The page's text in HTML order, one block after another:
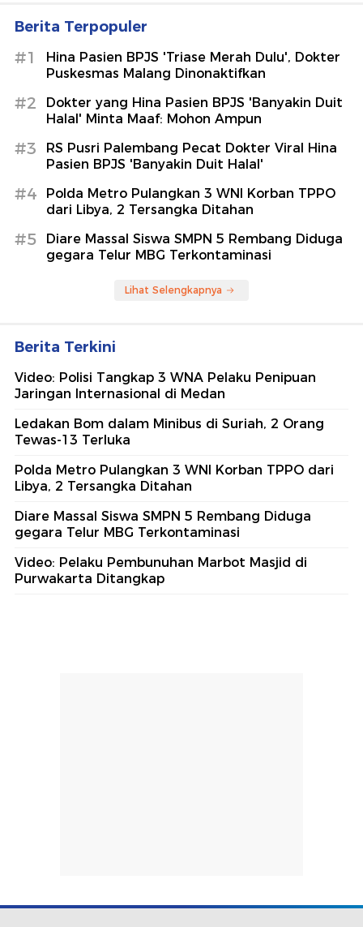
Berita Terpopuler
#1
Hina Pasien BPJS 'Triase Merah Dulu', Dokter
Puskesmas Malang Dinonaktifkan
#2
Dokter yang Hina Pasien BPJS 'Banyakin Duit
Halal' Minta Maaf: Mohon Ampun
#3
RS Pusri Palembang Pecat Dokter Viral Hina
Pasien BPJS 'Banyakin Duit Halal'
#4
Polda Metro Pulangkan 3 WNI Korban TPPO
dari Libya, 2 Tersangka Ditahan
#5
Diare Massal Siswa SMPN 5 Rembang Diduga
gegara Telur MBG Terkontaminasi
Lihat Selengkapnya
Berita Terkini
Video: Polisi Tangkap 3 WNA Pelaku Penipuan
Jaringan Internasional di Medan
Ledakan Bom dalam Minibus di Suriah, 2 Orang
Tewas-13 Terluka
Polda Metro Pulangkan 3 WNI Korban TPPO dari
Libya, 2 Tersangka Ditahan
Diare Massal Siswa SMPN 5 Rembang Diduga
gegara Telur MBG Terkontaminasi
Video: Pelaku Pembunuhan Marbot Masjid di
Purwakarta Ditangkap